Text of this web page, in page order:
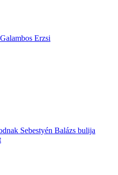
Galambos Erzsi
Sebestyén Balázs bulija